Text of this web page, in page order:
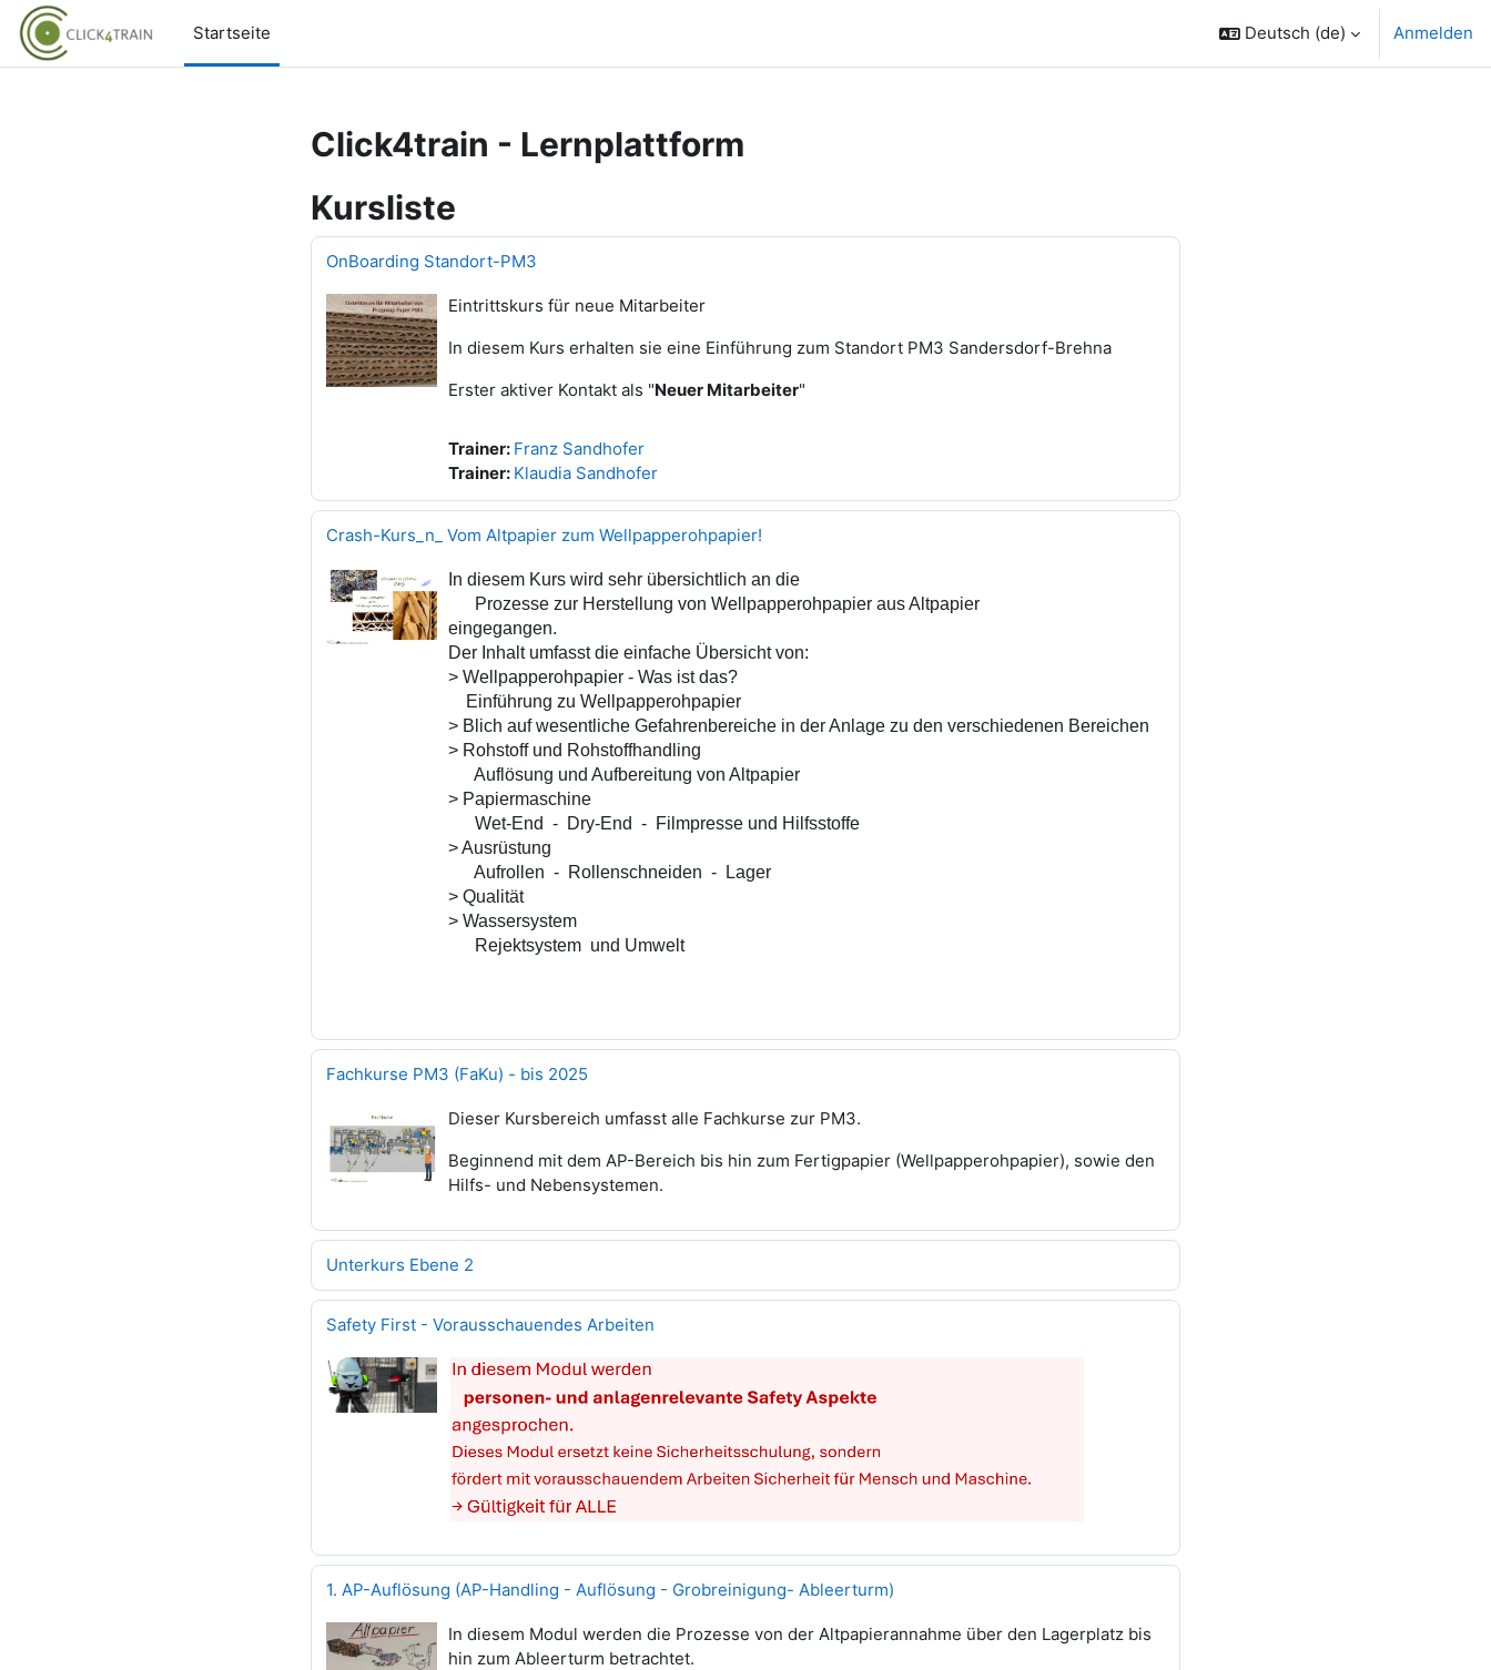
Zum Hauptinhalt
Startseite
Deutsch ‎(de)‎ Anmelden
Click4train - Lernplattform
Kursliste
OnBoarding Standort-PM3
Eintrittskurs für neue Mitarbeiter
In diesem Kurs erhalten sie eine Einführung zum Standort PM3 Sandersdorf-Brehna
Erster aktiver Kontakt als "Neuer Mitarbeiter"
Trainer: Franz Sandhofer
Trainer: Klaudia Sandhofer
Crash-Kurs_n_ Vom Altpapier zum Wellpapperohpapier!
In diesem Kurs wird sehr übersichtlich an die
Prozesse zur Herstellung von Wellpapperohpapier aus Altpapier
eingegangen.
Der Inhalt umfasst die einfache Übersicht von:
> Wellpapperohpapier - Was ist das?
Einführung zu Wellpapperohpapier
> Blich auf wesentliche Gefahrenbereiche in der Anlage zu den verschiedenen Bereichen
> Rohstoff und Rohstoffhandling
Auflösung und Aufbereitung von Altpapier
> Papiermaschine
Wet-End - Dry-End - Filmpresse und Hilfsstoffe
> Ausrüstung
Aufrollen - Rollenschneiden - Lager
> Qualität
> Wassersystem
Rejektsystem und Umwelt
Fachkurse PM3 (FaKu) - bis 2025
Dieser Kursbereich umfasst alle Fachkurse zur PM3.
Beginnend mit dem AP-Bereich bis hin zum Fertigpapier (Wellpapperohpapier), sowie den
Hilfs- und Nebensystemen.
Unterkurs Ebene 2
Safety First - Vorausschauendes Arbeiten
1. AP-Auflösung (AP-Handling - Auflösung - Grobreinigung- Ableerturm)
In diesem Modul werden die Prozesse von der Altpapierannahme über den Lagerplatz bis
hin zum Ableerturm betrachtet.